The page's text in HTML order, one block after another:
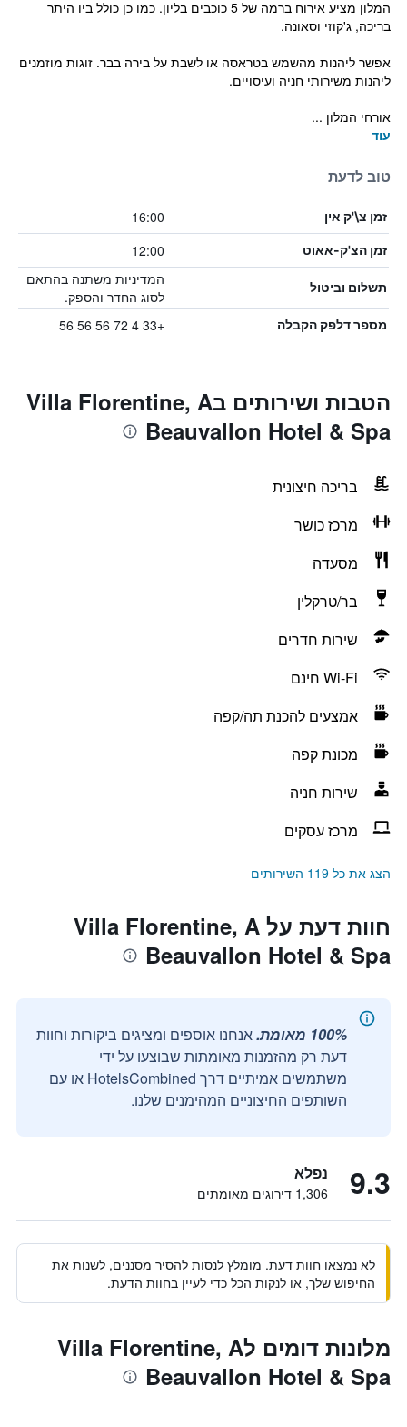
המלון מציע אירוח ברמה של 5 כוכבים בליון. כמו כן כולל ביו היתר
בריכה, ג'קוזי וסאונה.
אפשר ליהנות מהשמש בטראסה או לשבת על בירה בבר. זוגות מוזמנים
ליהנות משירותי חניה ועיסויים.
אורחי המלון ...
עוד
טוב לדעת
זמן צ\'ק אין 16:00
זמן הצ'ק-אאוט 12:00
תשלום וביטול
המדיניות משתנה בהתאם
לסוג החדר והספק.
מספר דלפק הקבלה +33 4 72 56 56 56
הטבות ושירותים בVilla Florentine, A
Beauvallon Hotel & Spa
בריכה חיצונית
מרכז כושר
מסעדה
בר/טרקלין
שירות חדרים
Wi-Fi חינם
אמצעים להכנת תה/קפה
מכונת קפה
שירות חניה
מרכז עסקים
הצג את כל 119 השירותים
חוות דעת על Villa Florentine, A
Beauvallon Hotel & Spa
100% מאומת.
אנחנו אוספים ומציגים ביקורות וחוות
דעת רק מהזמנות מאומתות שבוצעו על ידי
משתמשים אמיתיים דרך HotelsCombined או עם
השותפים החיצוניים המהימנים שלנו.
9.3 נפלא
1,306 דירוגים מאומתים
לא נמצאו חוות דעת. מומלץ לנסות להסיר מסננים, לשנות את
החיפוש שלך, או לנקות הכל כדי לעיין בחוות הדעת.
מלונות דומים לVilla Florentine, A
Beauvallon Hotel & Spa